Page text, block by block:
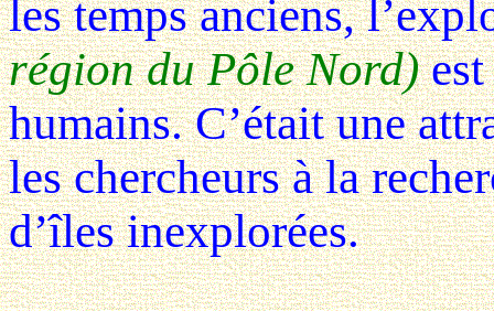
les temps anciens,
région du Pôle Nord)est
humains. C’était une
les chercheurs à la
d’îles inexplorées.